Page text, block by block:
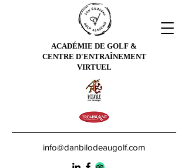
ACADÉMIE DE GOLF &
CENTRE D'ENTRAÎNEMENT
VIRTUEL
info@danbilodeaugolf.com